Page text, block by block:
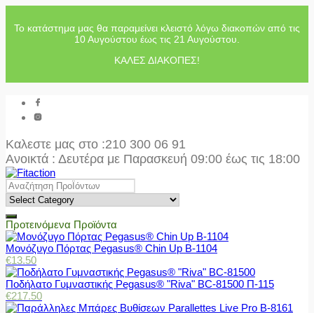
Το κατάστημα μας θα παραμείνει κλειστό λόγω διακοπών από τις
10 Αυγούστου έως τις 21 Αυγούστου.
ΚΑΛΕΣ ΔΙΑΚΟΠΕΣ!
Καλεστε μας στο :210 300 06 91
Ανοικτά : Δευτέρα με Παρασκευή 09:00 έως τις 18:00
Προτεινόμενα Προϊόντα
Μονόζυγο Πόρτας Pegasus® Chin Up Β-1104
€13.50
Ποδήλατο Γυμναστικής Pegasus® "Riva" BC-81500 Π-115
€217.50